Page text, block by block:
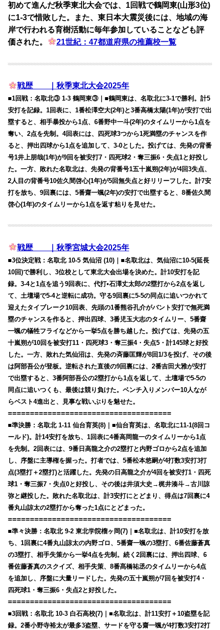
初めて進んだ秋季東北大会では、1回戦で鶴岡東(山形3位)
に1-3で惜敗した。また、東日本大震災後には、地域の海
岸で行われる育樹活動に毎年参加していることなども評
価された。
21世紀：47都道府県の推薦校一覧
戦歴 ｜秋季東北大会2025年
■1回戦：名取北③ 1-3 鶴岡東③｜■鶴岡東は、名取北に3-1で勝利。計5
安打を記録。1回表に、1番松澤空大(2年)と3番高橋太陽(1年)が安打で出
塁すると、相手暴投から1点、6番野中一斗(2年)のタイムリーから1点を
奪い、2点を先制。4回表には、四死球3つから1死満塁のチャンスを作
ると、押出四球から1点を追加して、3-0とした。投げては、先発の背番
号1井上朋哉(1年)が9回を被安打7・四死球2・奪三振6・失点1と好投し
た。一方、敗れた名取北は、先発の背番号1五十嵐朔(2年)が4回3失点、
2人目の背番号10佐久間啓心(1年)が5回無失点と好リリーフした。計7安
打を放ち、9回裏には、5番齋一颯(2年)の安打で出塁すると、8番佐久間
啓心(1年)のタイムリーから1点を返す粘りを見せた。
戦歴 ｜秋季宮城大会2025年
■3位決定戦：名取北 10-5 気仙沼 (10)｜■名取北は、気仙沼に10-5(延長
10回)で勝利し、3位校として東北大会出場を決めた。計10安打を記
録。3-4と1点を追う9回表に、代打•石澤丈太郎の2塁打から2点を返し
て、土壇場で5-4と逆転に成功。守る9回裏に5-5の同点に追いつかれて
迎えたタイブレーク10回表、先頭の1番熊谷孔介がバント安打で無死満
塁のチャンスを作ると、押出四球、3番児玉大志のタイムリー、5番齋
一颯の犠牲フライなどから一挙5点を勝ち越した。投げては、先発の五
十嵐朔が10回を被安打11・四死球3・奪三振4・失点5・計145球と好投
した。一方、敗れた気仙沼は、先発の斉藤匡輝が8回1/3を投げ、その後
は阿部吾公が登板。逆転された直後の9回裏には、2番吉田大雅が安打
で出塁すると、3番阿部吾公の2塁打から1点を返して、土壇場で5-5の
同点に追いつくも、最後は競り負けた。ベンチ入りメンバー10人なが
らベスト4進出と、見事な戦いぶりを魅せた。
=====================================
■準決勝：名取北 1-11 仙台育英(8)｜■仙台育英は、名取北に11-1(8回コ
ールド)。計14安打を放ち、1回表に4番高岡龍一のタイムリーから1点
を先制。2回表には、9番日高龍之介の2塁打と内野ゴロから2点を追加
し、序盤に主導権を握った。打者では、5番松本悠嗣が4打数3安打3打
点(3塁打＋2塁打)と活躍した。先発の日高龍之介が4回を被安打1・四死
球1・奪三振7・失点0と好投し、その後は井須大史→梶井湊斗→古川諒
弥と継投した。敗れた名取北は、計3安打にとどまり、得点は7回裏に4
番丸山諒太の2塁打から奪った1点にとどまった。
=====================================
■準々決勝：名取北 9-2 東北学院榴ヶ岡(7)｜■名取北は、計10安打を放
ち、1回裏に4番丸山諒太の内野ゴロ、5番齋一颯の3塁打、6番佐藤蒼真
の3塁打、相手失策から一挙4点を先制。続く2回裏には、押出四球、6
番佐藤蒼真のスクイズ、相手失策、8番髙橋祐丞のタイムリーから4点
を追加し、序盤に大量リードした。先発の五十嵐朔が7回を被安打4・
四死球1・奪三振6・失点2と好投した。
=====================================
■3回戦：名取北 10-3 白石高校(7)｜■名取北は、計11安打＋10盗塁を記
録。2番小野寺裕太が最多3盗塁、サードを守る齋一颯が4打数3安打2打